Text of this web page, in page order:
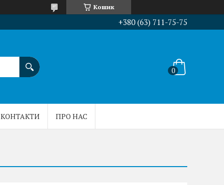
Кошик
+380 (63) 711-75-75
КОНТАКТИ ПРО НАС